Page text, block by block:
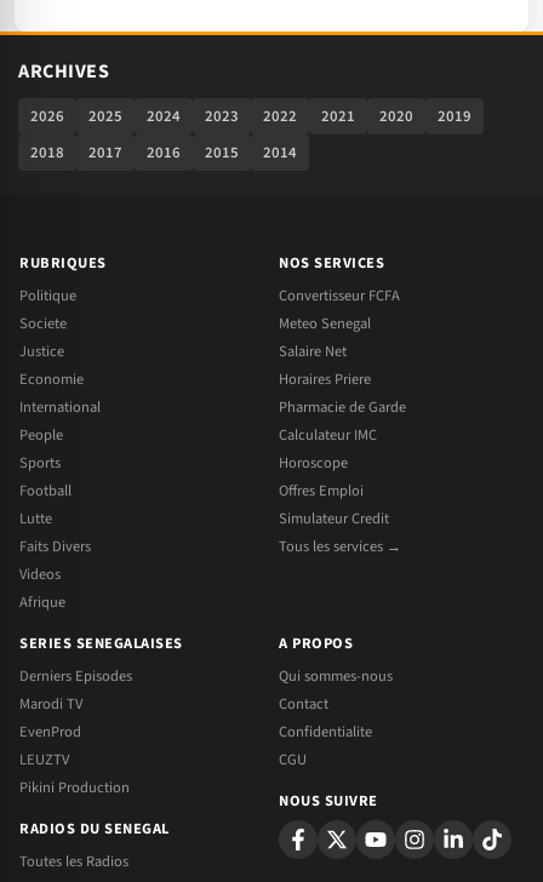
ARCHIVES
2026 2025 2024 2023 2022 2021 2020
2019
2018
2017 2016 2015 2014
RUBRIQUES
Politique
Societe
Justice
Economie
International
People
Sports
Football
Lutte
Faits Divers
Videos
Afrique
NOS SERVICES
Convertisseur FCFA
Meteo Senegal
Salaire Net
Horaires Priere
Pharmacie de Garde
Calculateur IMC
Horoscope
Offres Emploi
Simulateur Credit
Tous les services →
SERIES SENEGALAISES
Derniers Episodes
Marodi TV
EvenProd
LEUZTV
Pikini Production
RADIOS DU SENEGAL
Toutes les Radios
A PROPOS
Qui sommes-nous
Contact
Confidentialite
CGU
NOUS SUIVRE